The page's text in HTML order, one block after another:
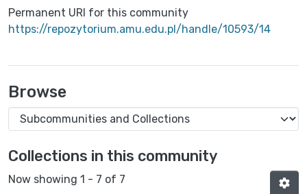
Permanent URI for this community
https://repozytorium.amu.edu.pl/handle/10593/14
Browse
Collections in this community
Now showing 1 - 7 of 7